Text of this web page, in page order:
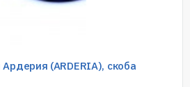
(ARDERIA), скоба